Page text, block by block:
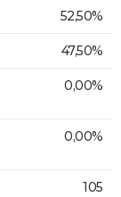
52,50%
47,50%
0,00%
0,00%
105